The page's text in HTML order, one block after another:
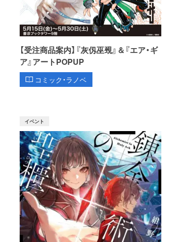
【受注商品案内】『灰仭巫覡』＆『エア・ギ
ア』アートPOPUP
コミック・ラノベ
イベント